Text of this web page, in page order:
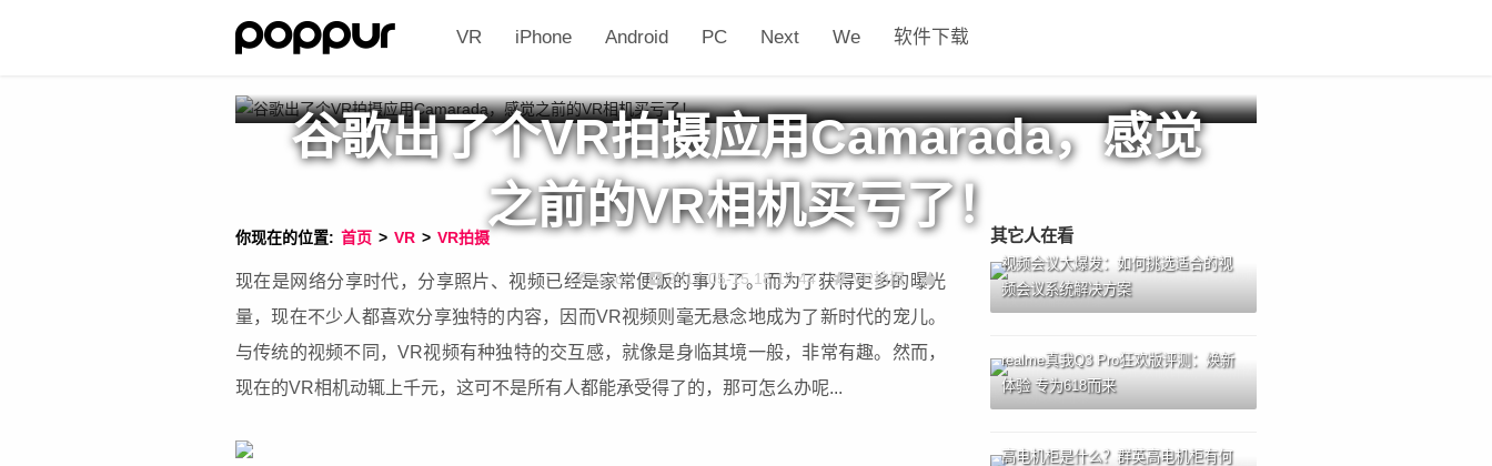
VR iPhone Android PC Next We 软件下载
谷歌出了个VR拍摄应用Camarada，感觉
之前的VR相机买亏了！
Jason 2017-05-15 18:19:44 VR拍摄
你现在的位置: 首页 > VR > VR拍摄
现在是网络分享时代，分享照片、视频已经是家常便饭的事儿了。而为了获得更多的曝光
量，现在不少人都喜欢分享独特的内容，因而VR视频则毫无悬念地成为了新时代的宠儿。
与传统的视频不同，VR视频有种独特的交互感，就像是身临其境一般，非常有趣。然而，
现在的VR相机动辄上千元，这可不是所有人都能承受得了的，那可怎么办呢...
其它人在看
视频会议大爆发：如何挑选适合的视
频会议系统解决方案
realme真我Q3 Pro狂欢版评测：焕新
体验 专为618而来
高电机柜是什么？群英高电机柜有何